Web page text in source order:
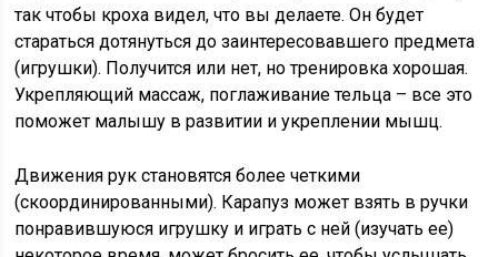
так чтобы кроха видел, что вы делаете. Он будет
стараться дотянуться до заинтересовавшего предмета
(игрушки). Получится или нет, но тренировка хорошая.
Укрепляющий массаж, поглаживание тельца – все это
поможет малышу в развитии и укреплении мышц.
Движения рук становятся более четкими
(скоординированными). Карапуз может взять в ручки
понравившуюся игрушку и играть с ней (изучать ее)